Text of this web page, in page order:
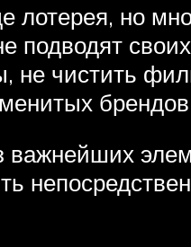
лотерея, но
подводят
не чистить